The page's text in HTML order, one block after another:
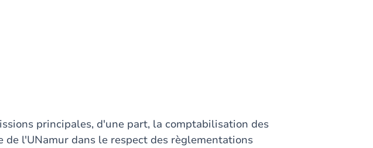
principales, d'une part, la comptabilisation des
l'UNamur dans le respect des règlementations